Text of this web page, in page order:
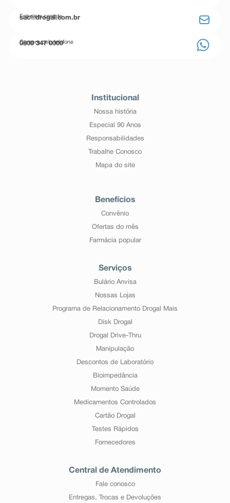
Entre em contato
sac@drogal.com.br
Compre pelo telefone
0800 347 0000
Institucional
Nossa história
Especial 90 Anos
Responsabilidades
Trabalhe Conosco
Mapa do site
Benefícios
Convênio
Ofertas do mês
Farmácia popular
Serviços
Bulário Anvisa
Nossas Lojas
Programa de Relacionamento Drogal Mais
Disk Drogal
Drogal Drive-Thru
Manipulação
Descontos de Laboratório
Bioimpedância
Momento Saúde
Medicamentos Controlados
Cartão Drogal
Testes Rápidos
Fornecedores
Central de Atendimento
Fale conosco
Entregas, Trocas e Devoluções